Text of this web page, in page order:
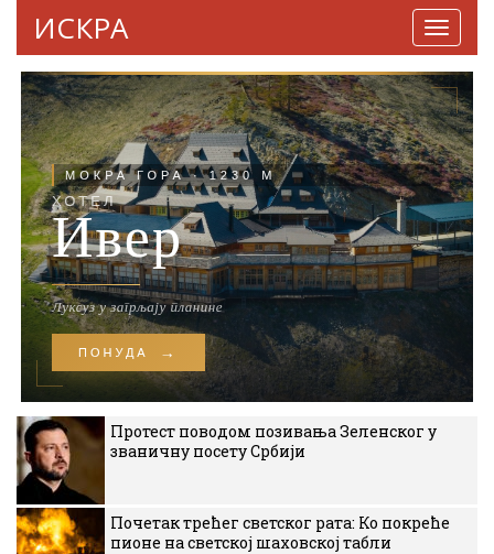
ИСКРА
Протест поводом позивања Зеленског у
званичну посету Србији
Почетак трећег светског рата: Ко покреће
пионе на светској шаховској табли